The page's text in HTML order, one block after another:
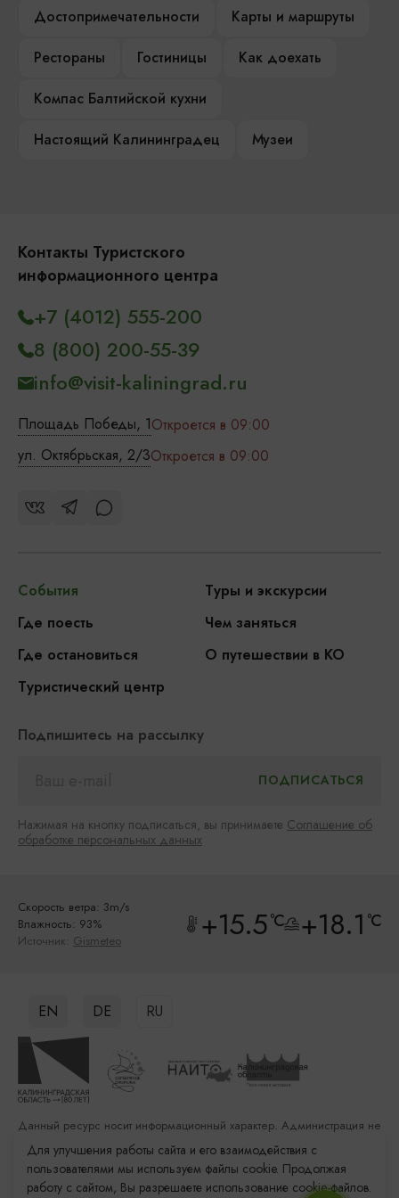
Достопримечательности
Карты и маршруты
Рестораны
Гостиницы
Как доехать
Компас Балтийской кухни
Настоящий Калининградец
Музеи
Контакты Туристского
информационного центра
Площадь Победы, 1Откроется в 09:00
ул. Октябрьская, 2/3Откроется в 09:00
+7 (4012) 555-200
8 (800) 200-55-39
info@visit-kaliningrad.ru
События
Туры и экскурсии
Где поесть
Чем заняться
Где остановиться
О путешествии в КО
Туристический центр
Подпишитесь на рассылку
Нажимая на кнопку подписаться, вы принимаете Соглашение об
обработке персональных данных
Скорость ветра: 3m/s
Влажность: 93%
Источник: Gismeteo +15.5°C +18.1 °C
EN DE RU
Данный ресурс носит информационный характер. Администрация не
несет ответственности за качество услуг, предоставленных
сторонними организациями
Разработка сайта: «Решение»
Для улучшения работы сайта и его взаимодействия с
пользователями мы используем файлы cookie. Продолжая
работу с сайтом, Вы разрешаете использование cookie-файлов.